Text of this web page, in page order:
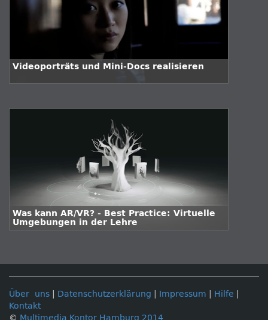
Videoporträts und Mini-Docs realisieren
Was kann AR/VR? - Best Practice: Virtuelle
Umgebungen in der Lehre
Über uns Datenschutzerklärung Impressum Hilfe
Kontakt
© Multimedia Kontor Hamburg 2014